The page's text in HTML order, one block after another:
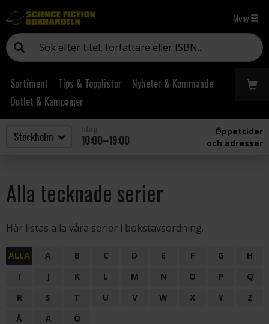
Meny
Sortiment Tips & Topplistor
Nyheter & Kommande
Outlet & Kampanjer
10:00–19:00
Öppettider
och adresser
Alla tecknade serier
Här listas alla våra serier i bokstavsordning.
ALLA A B C D E F G
H
I
J K L M N O P
Q
R
S T U V W X Y
Z
Å
Ä Ö